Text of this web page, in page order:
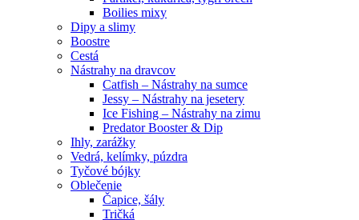
Boilies mixy
Dipy a slimy
Boostre
Cestá
Nástrahy na dravcov
Catfish – Nástrahy na sumce
Jessy – Nástrahy na jesetery
Ice Fishing – Nástrahy na zimu
Predator Booster & Dip
Ihly, zarážky
Vedrá, kelímky, púzdra
Tyčové bójky
Oblečenie
Čapice, šály
Tričká